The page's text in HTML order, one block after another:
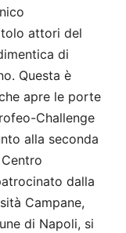
attori del
di
Questa è
apre le porte
Challenge
alla seconda
dalla
Campane,
di Napoli, si